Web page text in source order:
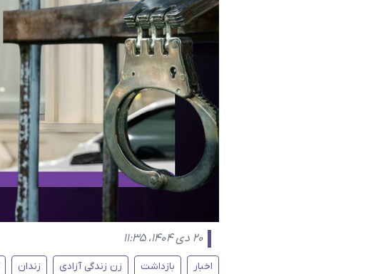
۲۰ دی ۱۴۰۴، ۱۱:۳۵
اخبار بازداشت زن زندگی آزادی زندان